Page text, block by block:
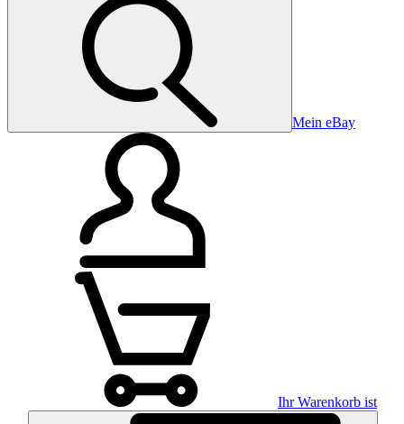
Mein eBay
Ihr Warenkorb ist